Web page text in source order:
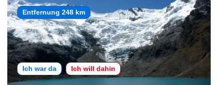
Entfernung 248 km
Ich war da Ich will dahin